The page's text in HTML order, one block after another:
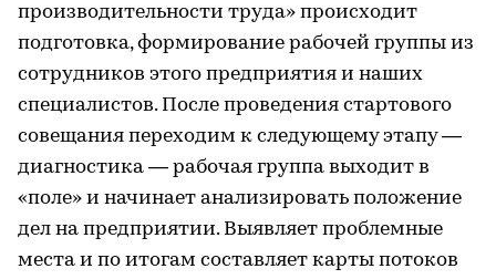
производительности труда» происходит
подготовка, формирование рабочей группы из
сотрудников этого предприятия и наших
специалистов. После проведения стартового
совещания переходим к следующему этапу —
диагностика — рабочая группа выходит в
«поле» и начинает анализировать положение
дел на предприятии. Выявляет проблемные
места и по итогам составляет карты потоков